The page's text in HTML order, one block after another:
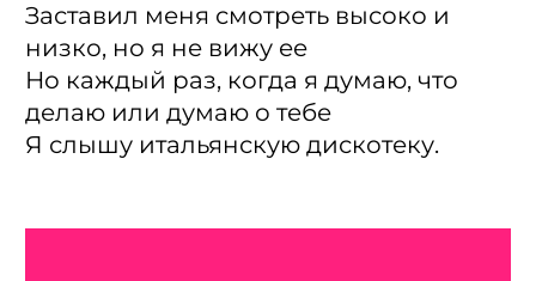
Заставил меня смотреть высоко и
низко, но я не вижу ее
Но каждый раз, когда я думаю, что
делаю или думаю о тебе
Я слышу итальянскую дискотеку.